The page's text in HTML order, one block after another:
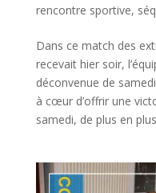
rencontre sportive,
Dans ce match des
recevait hier soir,
déconvenue de
à cœur d’offrir une
samedi, de plus en